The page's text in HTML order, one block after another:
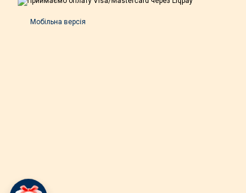
Мобільна версія